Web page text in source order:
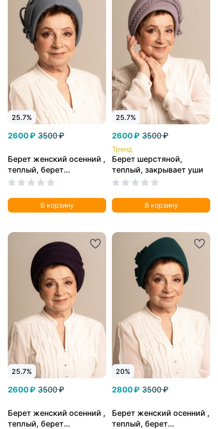
25.7%
2600 ₽ 3500 ₽
Берет женский осенний ,
теплый, берет
шерстяной, берет
уши.
В корзину
25.7%
2600 ₽ 3500 ₽
Тренд
Берет шерстяной,
теплый, закрывает уши
В корзину
25.7%
2600 ₽ 3500 ₽
Берет женский осенний ,
теплый, берет
20%
2800 ₽ 3500 ₽
Берет женский осенний ,
теплый, берет